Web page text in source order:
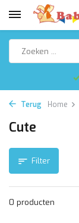
Terug Home
Cute
Filter
0 producten